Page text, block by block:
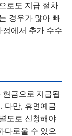
로도 지급 절차
경우가 많아 빠
정에서 추가 수수
금으로 지급됩
다만, 휴면예금
도로 신청해야
다로울 수 있으